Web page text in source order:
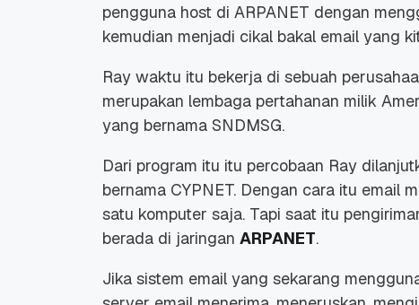
pengguna host di ARPANET dengan
kemudian menjadi cikal bakal email yang
Ray waktu itu bekerja di sebuah
merupakan lembaga pertahanan milik
yang bernama SNDMSG.
Dari program itu itu percobaan Ray
bernama CYPNET. Dengan cara itu email
satu komputer saja. Tapi saat itu
berada di jaringan ARPANET.
Jika sistem email yang sekarang